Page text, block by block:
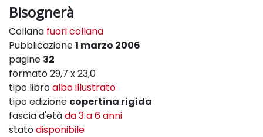
Bisognerà
Collana fuori collana
Pubblicazione1 marzo 2006
pagine 32
formato 29,7 x 23,0
tipo libroalbo illustrato
tipo edizione copertina rigida
fascia d'etàda 3 a 6 anni
statodisponibile